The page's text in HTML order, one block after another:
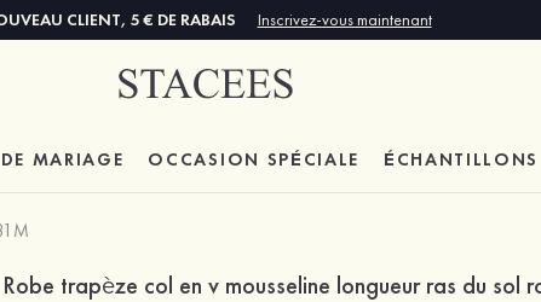
CLIENT, 5 € DE RABAIS Inscrivez-vous maintenant
MARIAGE OCCASION SPÉCIALE
Robe trapèze col en v mousseline longueur ras du